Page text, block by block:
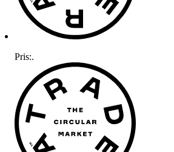
Pris:.